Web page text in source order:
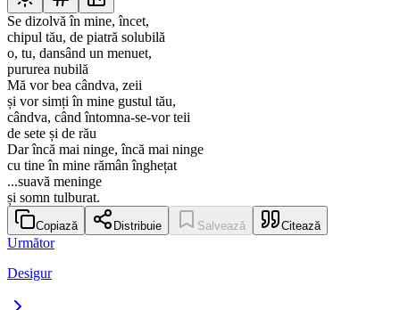
Se dizolvă în mine, încet,
chipul tău, de piatră solubilă
o, tu, dansând un menuet,
pururea nubilă
Mă vor bea cândva, zeii
și vor simți în mine gustul tău,
cândva, când întomna-se-vor teii
de sete și de rău
Dar încă mai ninge, încă mai ninge
cu tine în mine rămân înghețat
...suavă meninge
și somn tulburat.
Copiază Distribuie Salvează Citează
Următor
Desigur